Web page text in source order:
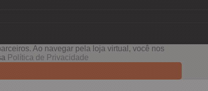
Ao navegar pela loja virtual, você nos
Política de Privacidade